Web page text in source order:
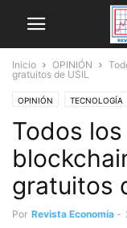
Inicio OPINIÓN
gratuitos de USIL
OPINIÓN TECNOLOGÍA
Todos
gratuitos
Por Revista Economía -